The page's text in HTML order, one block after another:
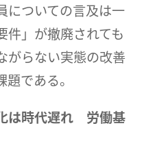
についての言及は一
件」が撤廃されても
がらない実態の改善
である。
は時代遅れ 労働基